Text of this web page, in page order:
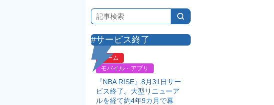
#サービス終了
ゲーム
モバイル・アプリ
『NBA RISE』8月31日サー
ビス終了。大型リニューア
ルを経て約4年9カ月で幕